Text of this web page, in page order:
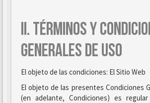
II. TÉRMINOS Y
GENERALES DE USO
El objeto de las condiciones: El Sitio Web
El objeto de las presentes Condiciones
(en adelante, Condiciones) es